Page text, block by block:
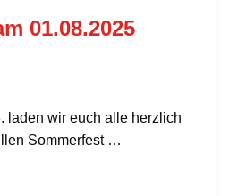
01.08.2025
laden wir euch alle herzlich
Sommerfest …